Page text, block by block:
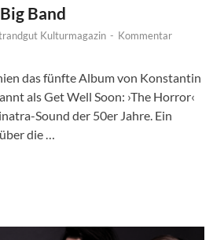
Band
Kulturmagazin - Kommentar
das fünfte Album von Konstantin
als Get Well Soon: ›The Horror‹
Sound der 50er Jahre. Ein
die …